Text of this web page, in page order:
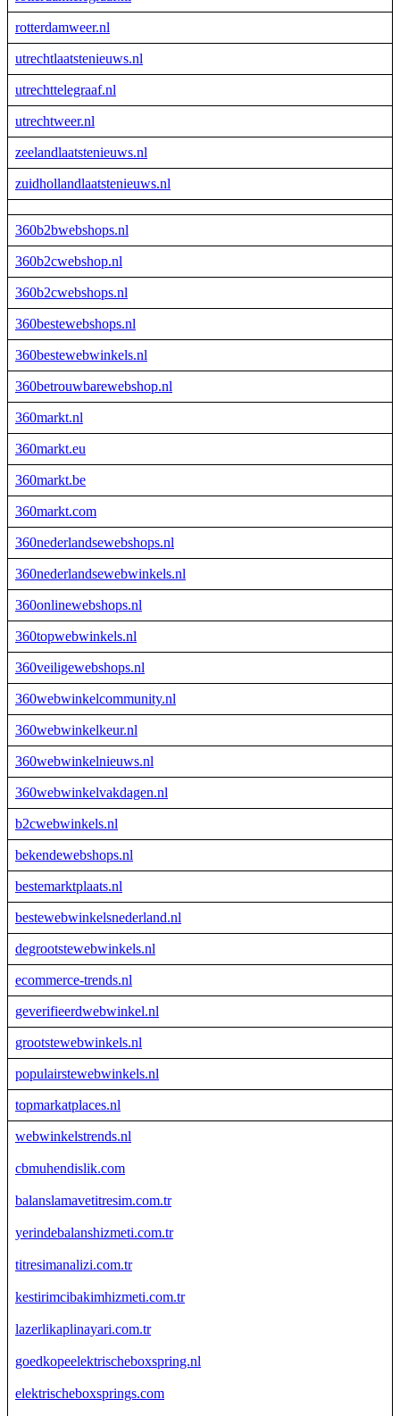
rotterdamweer.nl
utrechtlaatstenieuws.nl
utrechttelegraaf.nl
utrechtweer.nl
zeelandlaatstenieuws.nl
zuidhollandlaatstenieuws.nl
360b2bwebshops.nl
360b2cwebshop.nl
360b2cwebshops.nl
360bestewebshops.nl
360bestewebwinkels.nl
360betrouwbarewebshop.nl
360markt.nl
360markt.eu
360markt.be
360markt.com
360nederlandsewebshops.nl
360nederlandsewebwinkels.nl
360onlinewebshops.nl
360topwebwinkels.nl
360veiligewebshops.nl
360webwinkelcommunity.nl
360webwinkelkeur.nl
360webwinkelnieuws.nl
360webwinkelvakdagen.nl
b2cwebwinkels.nl
bekendewebshops.nl
bestemarktplaats.nl
bestewebwinkelsnederland.nl
degrootstewebwinkels.nl
ecommerce-trends.nl
geverifieerdwebwinkel.nl
grootstewebwinkels.nl
populairstewebwinkels.nl
topmarkatplaces.nl
webwinkelstrends.nl
cbmuhendislik.com
balanslamavetitresim.com.tr
yerindebalanshizmeti.com.tr
titresimanalizi.com.tr
kestirimcibakimhizmeti.com.tr
lazerlikaplinayari.com.tr
goedkopeelektrischeboxspring.nl
elektrischeboxsprings.com